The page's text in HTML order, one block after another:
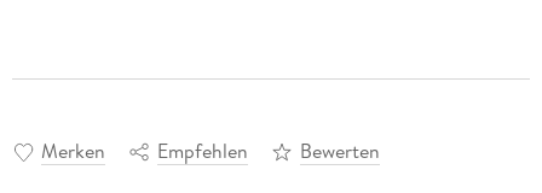
Merken Empfehlen Bewerten